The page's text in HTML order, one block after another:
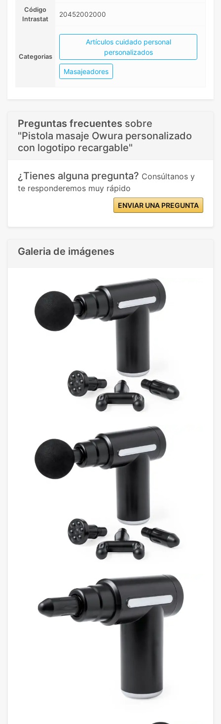
Código
Intrastat
20452002000
Categorias
Artículos cuidado personal
personalizados
Masajeadores
Preguntas frecuentes sobre
"Pistola masaje Owura personalizado
con logotipo recargable"
¿Tienes alguna pregunta? Consúltanos y
te responderemos muy rápido
ENVIAR UNA PREGUNTA
Galeria de imágenes